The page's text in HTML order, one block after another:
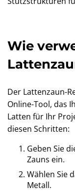
Wie
Der Lattenzaun-
Online-Tool, das
Latten für Ihr
diesen Schritten:
Geben Sie
Zauns ein.
Wählen Sie
Metall.